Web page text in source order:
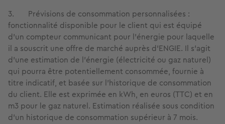
3. Prévisions de consommation personnalisées :
fonctionnalité disponible pour le client qui est équipé
d’un compteur communicant pour l’énergie pour laquelle
il a souscrit une offre de marché auprès d’ENGIE. Il s’agit
d’une estimation de l'énergie (électricité ou gaz naturel)
qui pourra être potentiellement consommée, fournie à
titre indicatif, et basée sur l’historique de consommation
du client. Elle est exprimée en kWh, en euros (TTC) et en
m3 pour le gaz naturel. Estimation réalisée sous condition
d’un historique de consommation supérieur à 7 mois.